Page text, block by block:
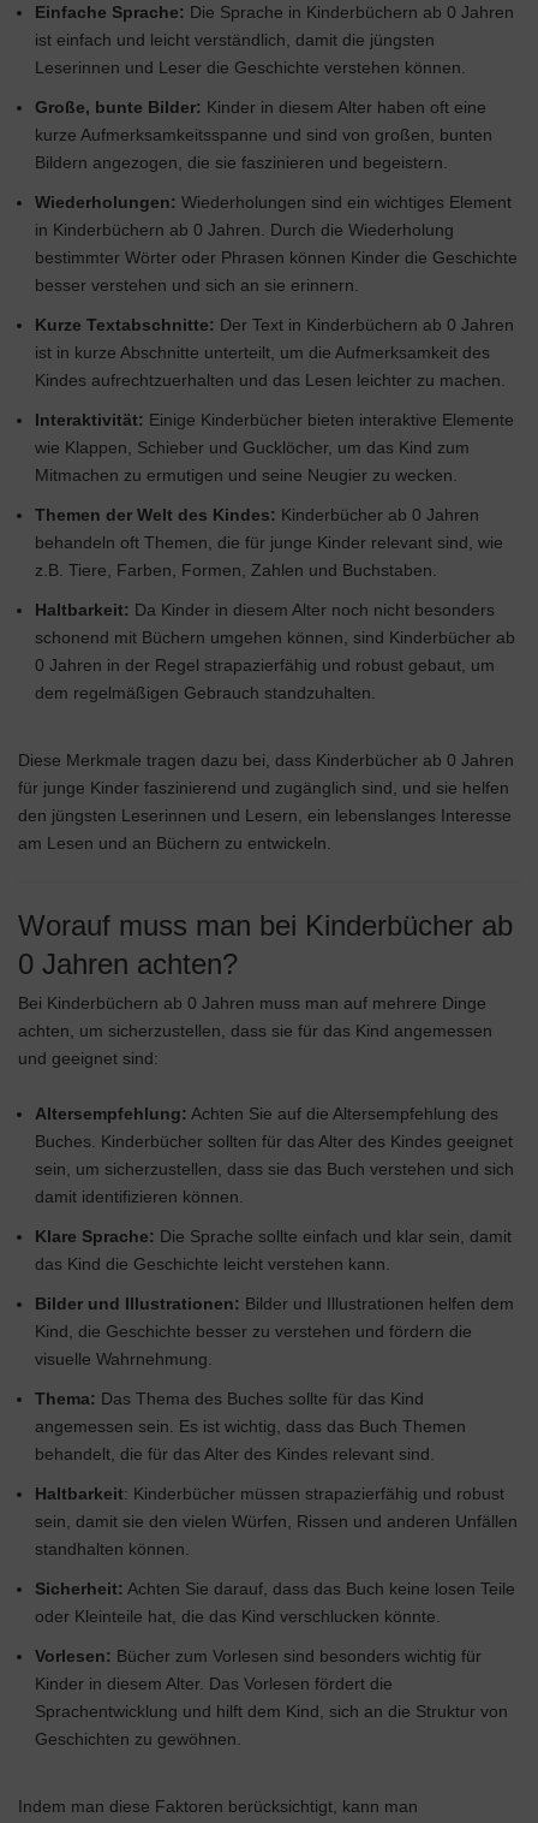
Einfache Sprache: Die Sprache in Kinderbüchern ab 0 Jahren
ist einfach und leicht verständlich, damit die jüngsten
Leserinnen und Leser die Geschichte verstehen können.
Große, bunte Bilder: Kinder in diesem Alter haben oft eine
kurze Aufmerksamkeitsspanne und sind von großen, bunten
Bildern angezogen, die sie faszinieren und begeistern.
Wiederholungen: Wiederholungen sind ein wichtiges Element
in Kinderbüchern ab 0 Jahren. Durch die Wiederholung
bestimmter Wörter oder Phrasen können Kinder die Geschichte
besser verstehen und sich an sie erinnern.
Kurze Textabschnitte: Der Text in Kinderbüchern ab 0 Jahren
ist in kurze Abschnitte unterteilt, um die Aufmerksamkeit des
Kindes aufrechtzuerhalten und das Lesen leichter zu machen.
Interaktivität: Einige Kinderbücher bieten interaktive Elemente
wie Klappen, Schieber und Gucklöcher, um das Kind zum
Mitmachen zu ermutigen und seine Neugier zu wecken.
Themen der Welt des Kindes: Kinderbücher ab 0 Jahren
behandeln oft Themen, die für junge Kinder relevant sind, wie
z.B. Tiere, Farben, Formen, Zahlen und Buchstaben.
Haltbarkeit: Da Kinder in diesem Alter noch nicht besonders
schonend mit Büchern umgehen können, sind Kinderbücher ab
0 Jahren in der Regel strapazierfähig und robust gebaut, um
dem regelmäßigen Gebrauch standzuhalten.
Diese Merkmale tragen dazu bei, dass Kinderbücher ab 0 Jahren
für junge Kinder faszinierend und zugänglich sind, und sie helfen
den jüngsten Leserinnen und Lesern, ein lebenslanges Interesse
am Lesen und an Büchern zu entwickeln.
Worauf muss man bei Kinderbücher ab
0 Jahren achten?
Bei Kinderbüchern ab 0 Jahren muss man auf mehrere Dinge
achten, um sicherzustellen, dass sie für das Kind angemessen
und geeignet sind:
Altersempfehlung: Achten Sie auf die Altersempfehlung des
Buches. Kinderbücher sollten für das Alter des Kindes geeignet
sein, um sicherzustellen, dass sie das Buch verstehen und sich
damit identifizieren können.
Klare Sprache: Die Sprache sollte einfach und klar sein, damit
das Kind die Geschichte leicht verstehen kann.
Bilder und Illustrationen: Bilder und Illustrationen helfen dem
Kind, die Geschichte besser zu verstehen und fördern die
visuelle Wahrnehmung.
Thema: Das Thema des Buches sollte für das Kind
angemessen sein. Es ist wichtig, dass das Buch Themen
behandelt, die für das Alter des Kindes relevant sind.
Haltbarkeit: Kinderbücher müssen strapazierfähig und robust
sein, damit sie den vielen Würfen, Rissen und anderen Unfällen
standhalten können.
Sicherheit: Achten Sie darauf, dass das Buch keine losen Teile
oder Kleinteile hat, die das Kind verschlucken könnte.
Vorlesen: Bücher zum Vorlesen sind besonders wichtig für
Kinder in diesem Alter. Das Vorlesen fördert die
Sprachentwicklung und hilft dem Kind, sich an die Struktur von
Geschichten zu gewöhnen.
Indem man diese Faktoren berücksichtigt, kann man